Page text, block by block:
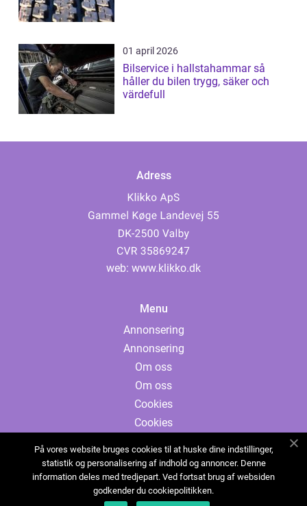
01 april 2026
Bilservice i hallstahammar så
håller du bilen trygg, säker och
värdefull
Adress
web: www.klikko.dk
Menu
Annonsering
Annonsering
Om oss
Om oss
Cookies
Cookies
Kontakta oss
Sitemap
Sitemap
På vores website bruges cookies til at huske dine indstillinger,
statistik og personalisering af indhold og annoncer. Denne
information deles med tredjepart. Ved fortsat brug af websiden
godkender du cookiepolitikken.